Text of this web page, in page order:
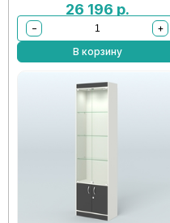
26 196 р.
−
+
В корзину